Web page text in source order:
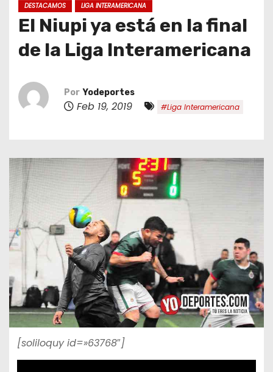
DESTACAMOS LIGA INTERAMERICANA
El Niupi ya está en la final
de la Liga Interamericana
Por Yodeportes
Feb 19, 2019 #Liga Interamericana
[soliloquy id=»63768″]